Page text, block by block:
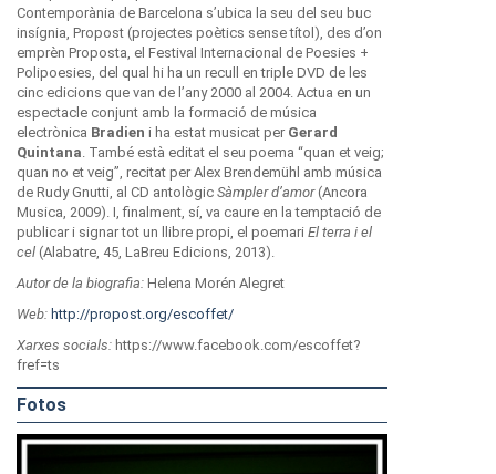
Contemporània de Barcelona s’ubica la seu del seu buc
insígnia, Propost (projectes poètics sense títol), des d’on
emprèn Proposta, el Festival Internacional de Poesies +
Polipoesies, del qual hi ha un recull en triple DVD de les
cinc edicions que van de l’any 2000 al 2004. Actua en un
espectacle conjunt amb la formació de música
electrònica Bradien i ha estat musicat per Gerard
Quintana. També està editat el seu poema “quan et veig;
quan no et veig”, recitat per Alex Brendemühl amb música
de Rudy Gnutti, al CD antològic Sàmpler d’amor(Ancora
Musica, 2009). I, finalment, sí, va caure en la temptació de
publicar i signar tot un llibre propi, el poemari El terra i el
cel (Alabatre, 45, LaBreu Edicions, 2013).
Autor de la biografia: Helena Morén Alegret
Web: http://propost.org/escoffet/
Xarxes socials: https://www.facebook.com/escoffet?
fref=ts
Fotos